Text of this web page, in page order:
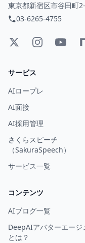
東京都新宿区市谷田町
03-6265-4755
サービス
AIロープレ
AI面接
AI採用管理
さくらスピーチ
（SakuraSpeech）
サービス一覧
コンテンツ
AIブログ一覧
DeepAIアバターエージ
とは？